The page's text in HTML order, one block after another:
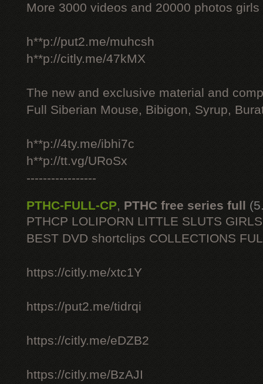
More 3000 videos and 20000 photos
h**p://put2.me/muhcsh
h**p://citly.me/47kMX
The new and exclusive material and
Full Siberian Mouse, Bibigon, Syrup,
h**p://4ty.me/ibhi7c
h**p://tt.vg/URoSx
-----------------
PTHC-FULL-CP, PTHC free series full
PTHCP LOLIPORN LITTLE SLUTS
BEST DVD shortclips COLLECTIONS
https://citly.me/xtc1Y
https://put2.me/tidrqi
https://citly.me/eDZB2
https://citly.me/BzAJI